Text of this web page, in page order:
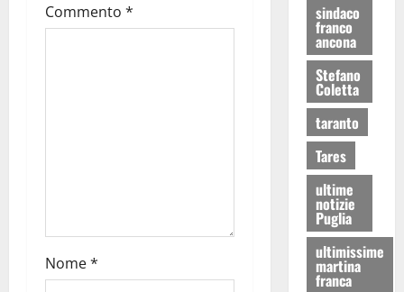
Commento *
Nome*
sindaco
franco
ancona
Stefano
Coletta
taranto
Tares
ultime
notizie
Puglia
ultimissime
martina
franca